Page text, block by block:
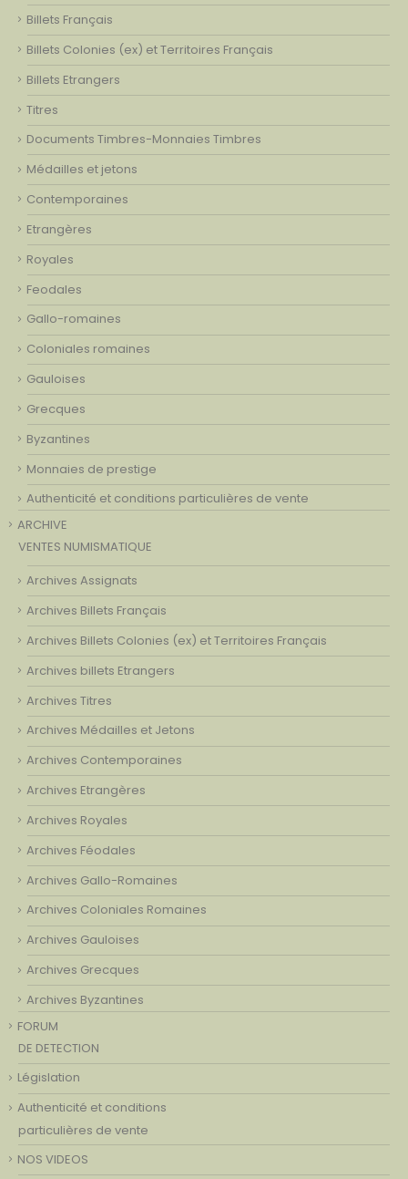
Billets Français
Billets Colonies (ex) et Territoires Français
Billets Etrangers
Titres
Documents Timbres-Monnaies Timbres
Médailles et jetons
Contemporaines
Etrangères
Royales
Feodales
Gallo-romaines
Coloniales romaines
Gauloises
Grecques
Byzantines
Monnaies de prestige
Authenticité et conditions particulières de vente
ARCHIVE
VENTES NUMISMATIQUE
Archives Assignats
Archives Billets Français
Archives Billets Colonies (ex) et Territoires Français
Archives billets Etrangers
Archives Titres
Archives Médailles et Jetons
Archives Contemporaines
Archives Etrangères
Archives Royales
Archives Féodales
Archives Gallo-Romaines
Archives Coloniales Romaines
Archives Gauloises
Archives Grecques
Archives Byzantines
FORUM
DE DETECTION
Législation
Authenticité et conditions
particulières de vente
NOS VIDEOS